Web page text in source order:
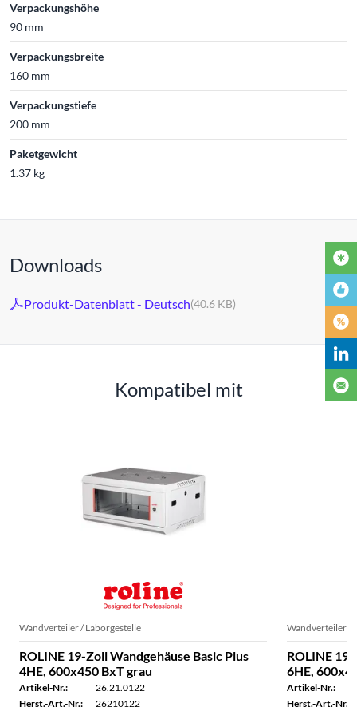
Verpackungshöhe
90 mm
Verpackungsbreite
160 mm
Verpackungstiefe
200 mm
Paketgewicht
1.37 kg
Downloads
Produkt-Datenblatt - Deutsch(40.6 KB)
Kompatibel mit
Wandverteiler / Laborgestelle
ROLINE 19-Zoll Wandgehäuse Basic Plus
4HE, 600x450 BxT grau
Artikel-Nr.:
26.21.0122
Herst.-Art.-Nr.:
26210122
Wandverteiler /
ROLINE
6HE,
Artikel-Nr.:
Herst.-Art.-Nr.: